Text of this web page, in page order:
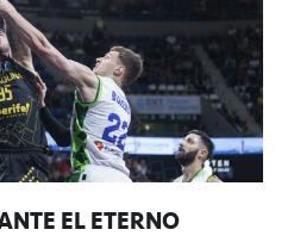
EL ETERNO